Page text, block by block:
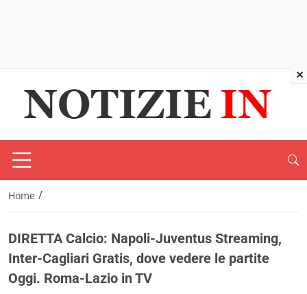
Home /
DIRETTA Calcio: Napoli-Juventus Streaming,
Inter-Cagliari Gratis, dove vedere le partite
Oggi. Roma-Lazio in TV
×